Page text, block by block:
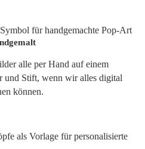
alle per Hand auf einem
und Stift, wenn wir alles digital
können.